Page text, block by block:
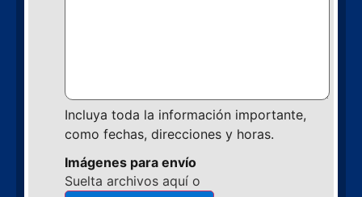
Incluya toda la información importante,
como fechas, direcciones y horas.
Imágenes para envío
Suelta archivos aquí o